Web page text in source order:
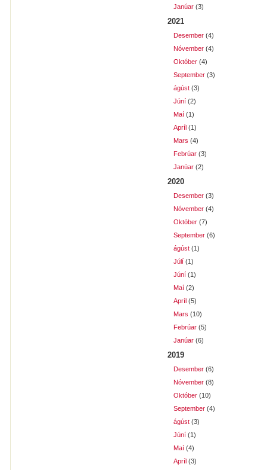
Janúar (3)
2021
Desember (4)
Nóvember (4)
Október (4)
September (3)
ágúst (3)
Júní (2)
Maí (1)
Apríl (1)
Mars (4)
Febrúar (3)
Janúar (2)
2020
Desember (3)
Nóvember (4)
Október (7)
September (6)
ágúst (1)
Júlí (1)
Júní (1)
Maí (2)
Apríl (5)
Mars (10)
Febrúar (5)
Janúar (6)
2019
Desember (6)
Nóvember (8)
Október (10)
September (4)
ágúst (3)
Júní (1)
Maí (4)
Apríl (3)